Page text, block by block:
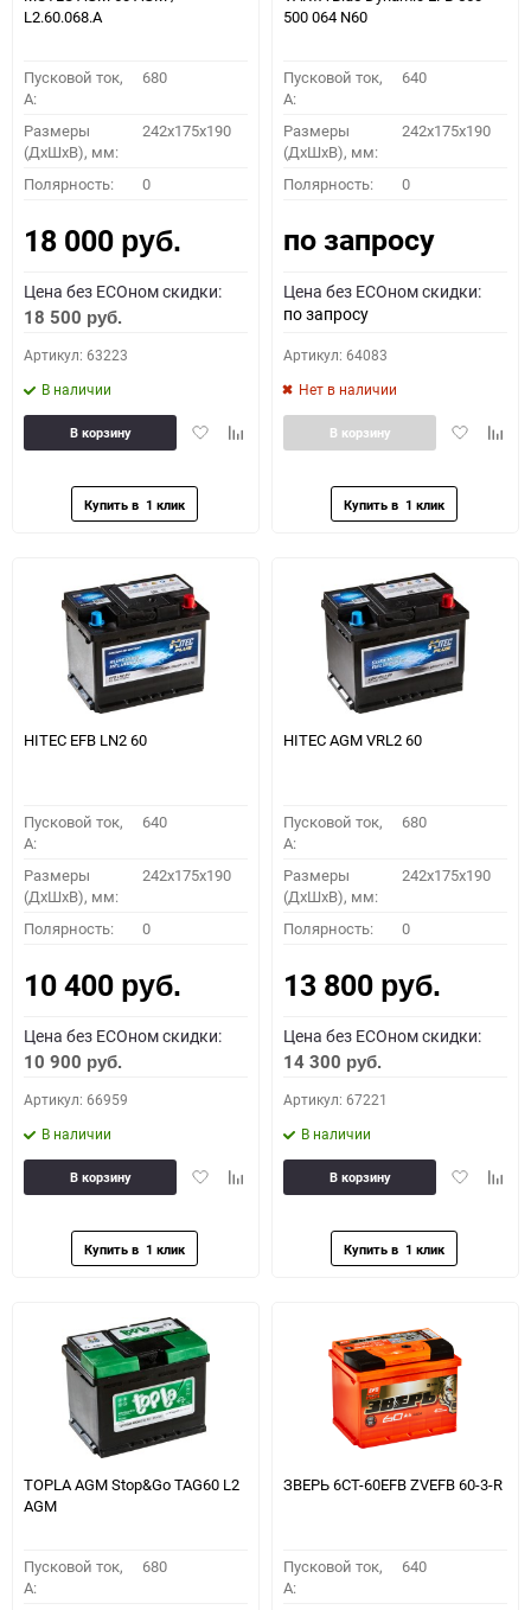
L2.60.068.A
Пусковой ток,
A:
680
Размеры
(ДхШхВ), мм:
242x175x190
Полярность: 0
18 000 руб.
Цена без ECOном скидки:
18 500 руб.
Артикул: 63223
В наличии
ДобавитьДобавить
В корзину
500 064 N60
Пусковой ток,
A:
640
Размеры
(ДхШхВ), мм:
242x175x190
Полярность: 0
по запросу
Цена без ECOном скидки:
по запросу
Артикул: 64083
Нет в наличии
Добавить
В корзину
HITEC EFB LN2 60
Пусковой ток,
A:
640
Размеры
(ДхШхВ), мм:
242x175x190
Полярность: 0
10 400 руб.
Цена без ECOном скидки:
10 900 руб.
Артикул: 66959
В наличии
ДобавитьДобавить
В корзину
HITEC AGM VRL2 60
Пусковой ток,
A:
680
Размеры
(ДхШхВ), мм:
242x175x190
Полярность: 0
13 800 руб.
Цена без ECOном скидки:
14 300 руб.
Артикул: 67221
В наличии
Добавить
В корзину
TOPLA AGM Stop&Go TAG60 L2
AGM
Пусковой ток,
A:
680
ЗВЕРЬ 6СТ-60EFB ZVEFB 60-3-R
Пусковой ток,
A:
640